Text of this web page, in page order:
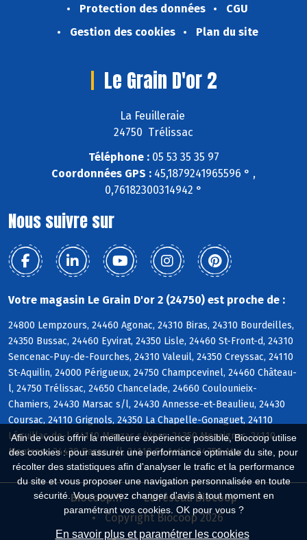
Afin de vous offrir la meilleure expérience possible, Biocoop utilise
des cookies : pour assurer une performance optimale du site, pour
récolter des statistiques afin d'analyser le trafic et la performance
du site et vous proposer une navigation personnalisée en toute
sécurité. Vous pouvez changer d'avis à tout moment en
paramétrant vos cookies. OK pour vous ?
En savoir plus et paramétrer les cookies
Protection des données
CGU
Gestion des cookies
Plan du site
Le Grain D'or 2
La Feuilleraie
24750 Trélissac
Téléphone :05 53 35 35 97
Coordonnées GPS : 45,1879241965596 ° ,
0,76182300314942 °
Nous suivre sur
Votre magasin Le Grain D'or 2 (24750) est proche de :
24800 Lempzours, 24460 Agonac, 24310 Biras, 24310 Bourdeilles,
24350 Bussac, 24460 Eyvirat, 24350 Lisle, 24460 St-Front-d, 24310
Sencenac-Puy-de-Fourches, 24310 Valeuil, 24350 Creyssac, 24110
St-Aquilin, 24000 Périgueux, 24750 Champcevinel, 24460 Château-
l, 24750 Trélissac, 24650 Chancelade, 24660 Coulounieix-
Chamiers, 24430 Marsac s/l, 24430 Annesse-et-Beaulieu, 24430
Coursac, 24110 Grignols, 24350 La Chapelle-Gonaguet, 24110
Léguillac-de-l, 24110 Manzac s/Vern, 24350 Mensignac, 24110
Montrem, 24430 Razac s/l, 24110 St-Astier, 24750 Atur
Biocoop.fr
Le réseau Biocoop
Copyright Biocoop 2026